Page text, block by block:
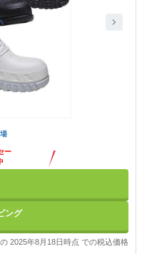
ー
ング
2025年8月18日時点 での税込価格